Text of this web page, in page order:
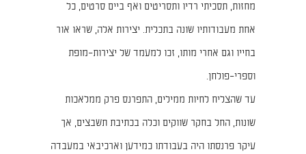
מחזות, תסכיתי רדיו ותסריטים ואף ביים סרטים, כל
אחת מעבודותיו שונה בתכלית. יצירות אלה, שראו אור
בחייו וגם אחרי מותו, זכו למעמד של יצירות–מופת
וספרי–פולחן.
עד שהצליח לחיות ממילים, התפרנס פרק ממלאכות
שונות, החל בחקר שווקים וכלה בכתיבת תשבצים, אך
עיקר פרנסתו היה בעבודתו כמידען וארכיבאי במעבדה